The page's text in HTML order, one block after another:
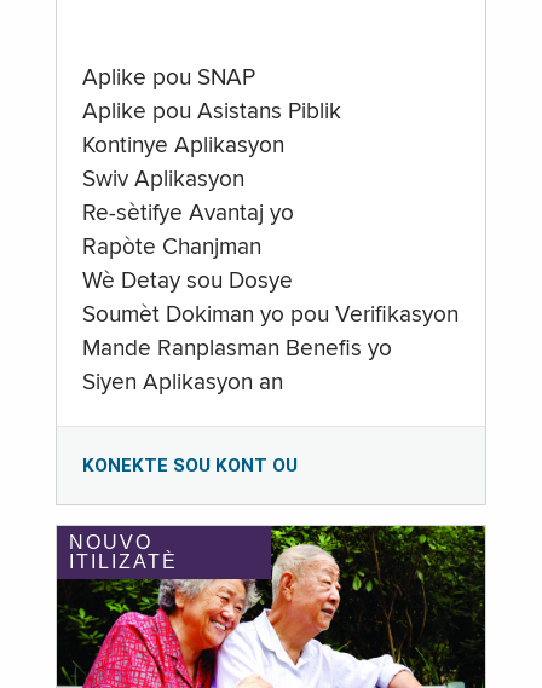
Aplike pou SNAP
Aplike pou Asistans Piblik
Kontinye Aplikasyon
Swiv Aplikasyon
Re-sètifye Avantaj yo
Rapòte Chanjman
Wè Detay sou Dosye
Soumèt Dokiman yo pou Verifikasyon
Mande Ranplasman Benefis yo
Siyen Aplikasyon an
KONEKTE SOU KONT OU
NOUVO
ITILIZATÈ